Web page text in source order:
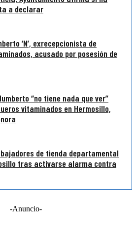
a declarar
‘N’, exrecepcionista de
acusado por posesión de
“no tiene nada que ver”
vitaminados en Hermosillo,
de tienda departamental
tras activarse alarma contra
-Anuncio-